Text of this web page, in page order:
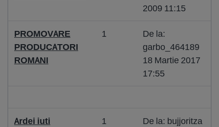
2009 11:15
PROMOVARE
PRODUCATORI
ROMANI
1
De la:
garbo_464189
18 Martie 2017
17:55
Ardei iuti
1
De la: bujjoritza